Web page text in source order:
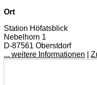
Ort
Station Höfatsblick
Nebelhorn 1
D-87561 Oberstdorf
... weitere Informationen